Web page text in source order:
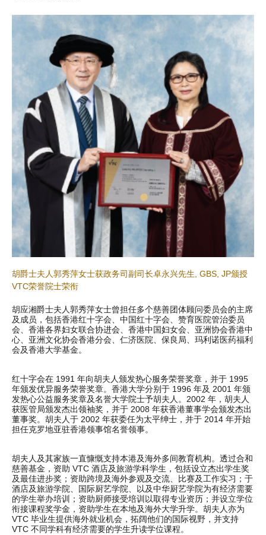
胡爵士夫人郭秀萍女士获政务司副司长卓永兴先生, GBS, JP颁授
VTC荣誉院士荣衔
胡应湘爵士夫人郭秀萍女士曾担任多个慈善团体顾问委员会的主席
及成员，包括香港红十字会、中国红十字会、赞育医院管治委员
会、香港各界妇女联合协进会、香港中国妇女会、亚洲协会香港中
心、亚洲文化协会香港分会、仁济医院、保良局、玛利诺医药福利
会及香港大学基金。
红十字会在 1991 年向胡夫人颁发热心服务荣誉奖章，并于 1995
年颁发优异服务荣誉奖章。香港大学分别于 1996 年及 2001 年颁
发热心公益服务奖章及名誉大学院士予胡夫人。2002 年，胡夫人
获医管局颁发杰出领袖奖，并于 2008 年获香港董事学会颁发杰出
董事奖。胡夫人于 2002 年获委任为太平绅士，并于 2014 年开始
担任克罗地亚驻香港领事馆名誉领事。
胡夫人及其家族一直慷慨支持本港及海外多间教育机构。透过合和
慈善基金，资助 VTC 酒店及旅游学科学生，包括设立杰出学生奖
及最佳进步奖；资助跨境及海外参观及交流、比赛及工作实习；于
酒店及旅游学院、国际厨艺学院、以及中华厨艺学院为有经济需要
的学生举办培训；资助厨师接受培训以取得专业资历；并设立学位
衔接课程奖学金，资助学生在本地及海外大学升学。胡夫人亦为
VTC 毕业生提供海外就业机会，拓阔他们的国际视野，并支持
VTC 不同学科有经济需要的学生升读学位课程。